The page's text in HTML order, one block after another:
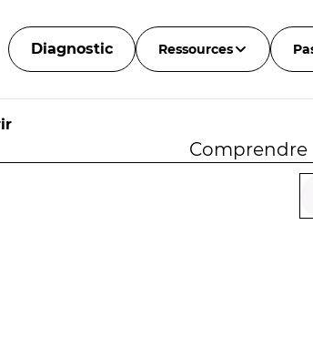
Diagnostic Ressources
Comprendre